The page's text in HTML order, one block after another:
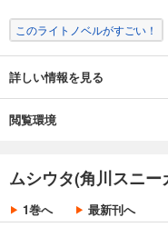
このライトノベルがすごい！
詳しい情報を見る
閲覧環境
ムシウタ(角川スニ
1巻へ 最新刊へ